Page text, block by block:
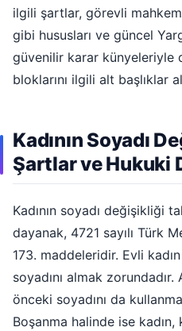
ilgili şartlar, görevli
gibi hususları ve güncel
güvenilir karar künyeleriyle
bloklarını ilgili alt başlıklar
Kadının Soyadı
Şartlar ve Hukuki
Kadının soyadı değişikliği
dayanak, 4721 sayılı Türk
173. maddeleridir. Evli
soyadını almak
önceki soyadını da kullanma
Boşanma halinde ise kadın,